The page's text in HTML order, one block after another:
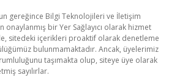
gereğince Bilgi Teknolojileri ve İletişim
onaylanmış bir Yer Sağlayıcı olarak hizmet
sitedeki içerikleri proaktif olarak denetleme
bulunmamaktadır. Ancak, üyelerimiz
taşımakta olup, siteye üye olarak
sayılırlar.